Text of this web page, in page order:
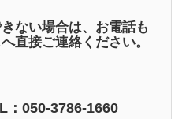
ない場合は、お電話も
直接ご連絡ください。
：050-3786-1660